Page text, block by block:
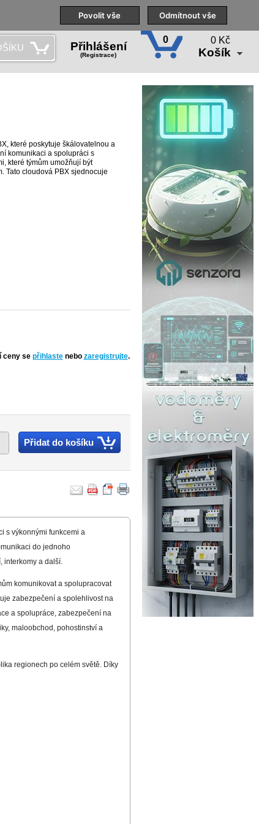
Technická podpora Školení
Přihlášení
(Registrace)
0 0 Kč
Košík
které poskytuje škálovatelnou a
komunikaci a spolupráci s
které týmům umožňují být
Tato cloudová PBX sjednocuje
ceny se přihlaste nebo zaregistrujte.
Přidat do košíku
s výkonnými funkcemi a
do jednoho
interkomy a další.
komunikovat a spolupracovat
zabezpečení a spolehlivost na
a spolupráce, zabezpečení na
maloobchod, pohostinství a
regionech po celém světě. Díky
Povolit vše Odmítnout vše